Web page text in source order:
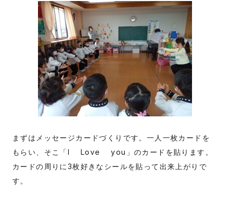
まずはメッセージカードづくりです。一人一枚カードを
もらい、そこ「I Love you」のカードを貼ります。
カードの周りに3枚好きなシールを貼って出来上がりで
す。